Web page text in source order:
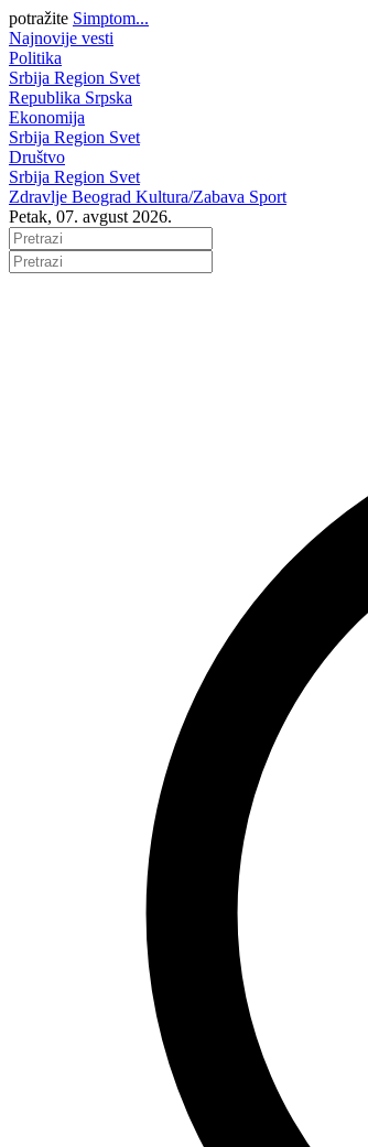
potražite Simptom...
Najnovije vesti
Politika
Srbija Region Svet
Republika Srpska
Ekonomija
Srbija Region Svet
Društvo
Srbija Region Svet
Zdravlje Beograd Kultura/Zabava Sport
Petak, 07. avgust 2026.